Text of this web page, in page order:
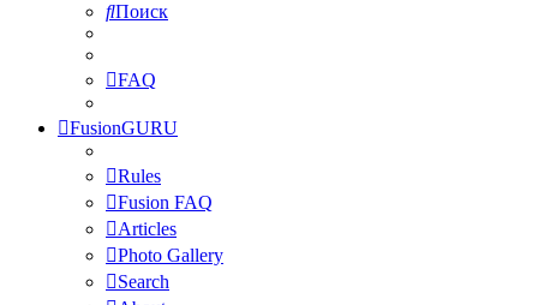
Поиск
FAQ
FusionGURU
Rules
Fusion FAQ
Articles
Photo Gallery
Search